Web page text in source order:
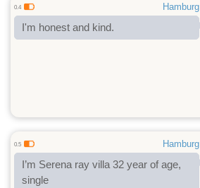
Hamburg
0.4
I'm honest and kind.
Hamburg
0.5
I’m Serena ray villa 32 year of age,
single